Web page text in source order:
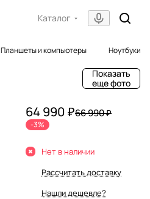
Каталог
Планшеты и компьютеры Ноутбуки
Показать
еще фото
64 990 ₽66 990 ₽
-3%
Нет в наличии
Рассчитать доставку
Нашли дешевле?